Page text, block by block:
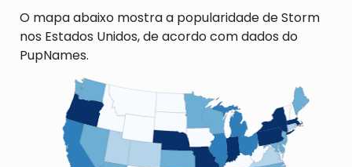
O mapa abaixo mostra a popularidade de Storm
nos Estados Unidos, de acordo com dados do
PupNames.